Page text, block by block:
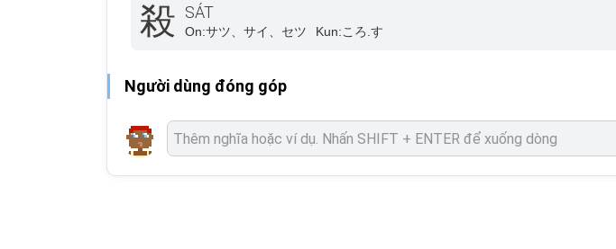
殺 SÁT
On:サツ、サイ、セツ Kun:ころ.す
Người dùng đóng góp